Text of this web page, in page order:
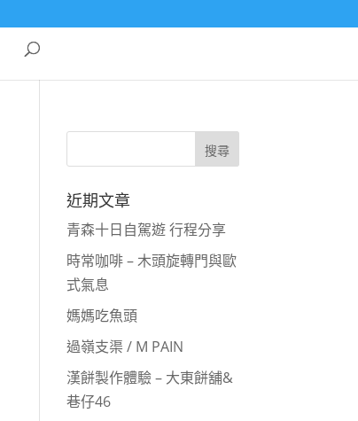
近期文章
青森十日自駕遊 行程分享
時常咖啡 – 木頭旋轉門與歐
式氣息
媽媽吃魚頭
過嶺支渠 / M PAIN
漢餅製作體驗 – 大東餅舖&
巷仔46